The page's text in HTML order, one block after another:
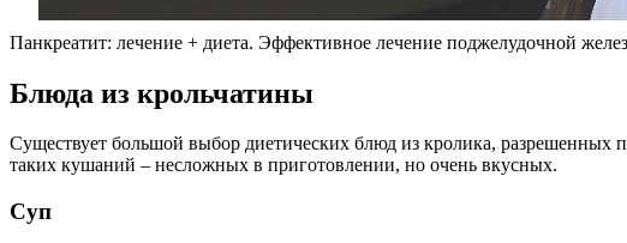
Панкреатит: лечение + диета. Эффективное лечение поджелудочной
Блюда из крольчатины
Существует большой выбор диетических блюд из кролика,
таких кушаний – несложных в приготовлении, но очень вкусных.
Суп